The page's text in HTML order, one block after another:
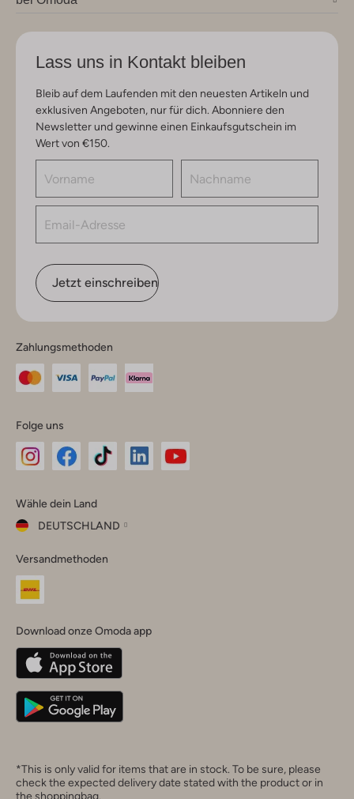
Lass uns in Kontakt bleiben
Bleib auf dem Laufenden mit den neuesten Artikeln und
exklusiven Angeboten, nur für dich. Abonniere den
Newsletter und gewinne einen Einkaufsgutschein im
Wert von €150.
Jetzt einschreiben
Zahlungsmethoden
Folge uns
Instagram
Facebook
TikTok
Wähle dein Land
DEUTSCHLAND
dein
Land
Belgique(Français)
Deutschland
Versandmethoden
Download onze Omoda app
*This is only valid for items that are in stock. To be sure, please
check the expected delivery date stated with the product or in
the shoppingbag.